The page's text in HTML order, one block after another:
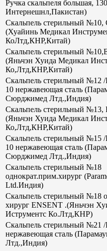
Ручка скальпеля большая,
Интернешнл,Пакистан)
Скальпель стерильный №10,
(Хуайинь Медикал
КоЛтд,КНР,Китай)
Скальпель стерильный
(Яньчэн Хуида Медикал
Ко,Лтд,КНР,Китай)
Скальпель стерильный №12
10 нержавеющая сталь
Сюрджимед Лтд.,Индия)
Скальпель стерильный №13,
(Яньчэн Хуида Медикал
Ко,Лтд,КНР,Китай)
Скальпель стерильный №15
10 нержавеющая сталь
Сюрджимед Лтд.,Индия)
Скальпель стерильный №18
однократ.прим.хирург
Ltd.Индия)
Скальпель стерильный №18
хирург ENSENT .(Яньчэн
Иструментс Ко.Лтд,КНР)
Скальпель стерильный №21
нержавеющая сталь
Лтд.,Индия)